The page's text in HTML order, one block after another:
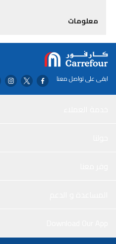
معلومات
ابقى على تواصل معنا